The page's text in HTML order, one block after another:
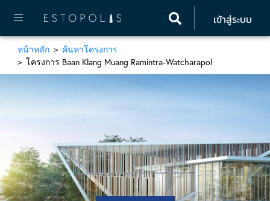
เข้าสู่ระบบ
หน้าหลัก
ค้นหาโครงการ
โครงการ Baan Klang Muang Ramintra-Watcharapol